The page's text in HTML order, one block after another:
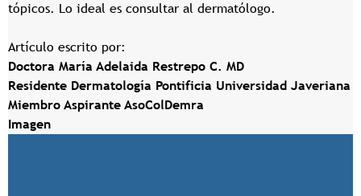
tópicos. Lo ideal es consultar al dermatólogo.
Artículo escrito por:
Doctora María Adelaida Restrepo C. MD
Residente Dermatología Pontificia Universidad Javeriana
Miembro Aspirante AsoColDemra
Imagen